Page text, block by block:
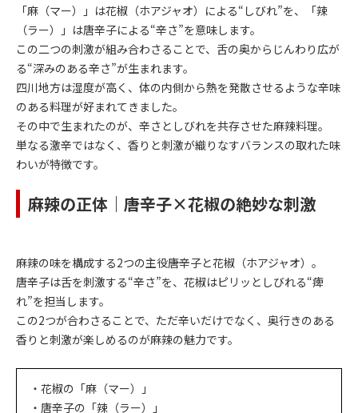
「麻（マー）」は花椒（ホアジャオ）による“しびれ”を、「辣
（ラー）」は唐辛子による“辛さ”を意味します。
この二つの刺激が組み合わさることで、舌の奥からじんわり広が
る“深みのある辛さ”が生まれます。
四川地方は湿度が高く、体の内側から熱を発散させるような辛味
のある料理が好まれてきました。
その中で生まれたのが、辛さとしびれを共存させた麻辣料理。
単なる激辛ではなく、香りと刺激が織りなすバランスの取れた味
わいが特徴です。
麻辣の正体｜唐辛子×花椒の絶妙な刺激
麻辣の味を構成する2つの主役――唐辛子と花椒（ホアジャオ）。
唐辛子は舌を刺激する“辛さ”を、花椒はピリッとしびれる“痺
れ”を担当します。
この2つが合わさることで、ただ辛いだけでなく、奥行きのある
香りと刺激が楽しめるのが麻辣の魅力です。
・花椒の「麻（マー）」
・唐辛子の「辣（ラー）」